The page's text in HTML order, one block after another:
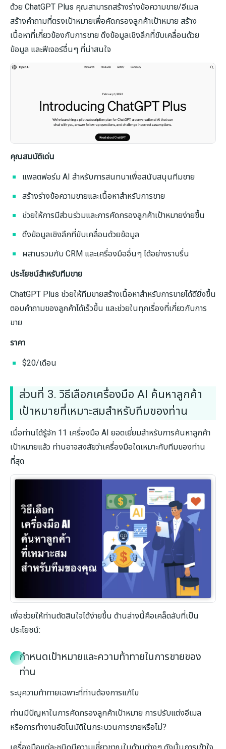
ด้วย ChatGPT Plus คุณสามารถสร้างร่างข้อความขาย/อีเมล
สร้างคำถามที่ตรงเป้าหมายเพื่อคัดกรองลูกค้าเป้าหมาย สร้าง
เนื้อหาที่เกี่ยวข้องกับการขาย ดึงข้อมูลเชิงลึกที่ขับเคลื่อนด้วย
ข้อมูล และฟีเจอร์อื่นๆ ที่น่าสนใจ
คุณสมบัติเด่น
แพลตฟอร์ม AI สำหรับการสนทนาเพื่อสนับสนุนทีมขาย
สร้างร่างข้อความขายและเนื้อหาสำหรับการขาย
ช่วยให้การมีส่วนร่วมและการคัดกรองลูกค้าเป้าหมายง่ายขึ้น
ดึงข้อมูลเชิงลึกที่ขับเคลื่อนด้วยข้อมูล
ผสานรวมกับ CRM และเครื่องมืออื่นๆ ได้อย่างราบรื่น
ประโยชน์สำหรับทีมขาย
ChatGPT Plus ช่วยให้ทีมขายสร้างเนื้อหาสำหรับการขายได้ดียิ่งขึ้น
ตอบคำถามของลูกค้าได้เร็วขึ้น และช่วยในทุกเรื่องที่เกี่ยวกับการ
ขาย
ราคา
$20/เดือน
ส่วนที่ 3. วิธีเลือกเครื่องมือ AI ค้นหาลูกค้า
เป้าหมายที่เหมาะสมสำหรับทีมของท่าน
เมื่อท่านได้รู้จัก 11 เครื่องมือ AI ยอดเยี่ยมสำหรับการค้นหาลูกค้า
เป้าหมายแล้ว ท่านอาจสงสัยว่าเครื่องมือใดเหมาะกับทีมของท่าน
ที่สุด
เพื่อช่วยให้ท่านตัดสินใจได้ง่ายขึ้น ด้านล่างนี้คือเคล็ดลับที่เป็น
ประโยชน์:
กำหนดเป้าหมายและความท้าทายในการขายของ
ท่าน
ระบุความท้าทายเฉพาะที่ท่านต้องการแก้ไข
ท่านมีปัญหาในการคัดกรองลูกค้าเป้าหมาย การปรับแต่งอีเมล
หรือการทำงานอัตโนมัติในกระบวนการขายหรือไม่?